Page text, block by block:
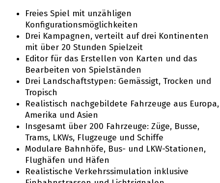
Freies Spiel mit unzähligen
Konfigurationsmöglichkeiten
Drei Kampagnen, verteilt auf drei Kontinenten
mit über 20 Stunden Spielzeit
Editor für das Erstellen von Karten und das
Bearbeiten von Spielständen
Drei Landschaftstypen: Gemässigt, Trocken und
Tropisch
Realistisch nachgebildete Fahrzeuge aus Europa,
Amerika und Asien
Insgesamt über 200 Fahrzeuge: Züge, Busse,
Trams, LKWs, Flugzeuge und Schiffe
Modulare Bahnhöfe, Bus- und LKW-Stationen,
Flughäfen und Häfen
Realistische Verkehrssimulation inklusive